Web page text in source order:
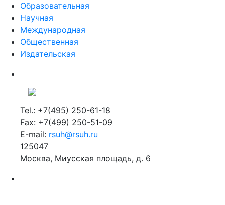
Образовательная
Научная
Международная
Общественная
Издательская
Tel.: +7(495) 250-61-18
Fax: +7(499) 250-51-09
E-mail: rsuh@rsuh.ru
125047
Москва, Миусская площадь, д. 6